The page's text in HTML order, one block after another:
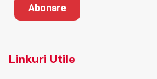
Abonare
Linkuri Utile